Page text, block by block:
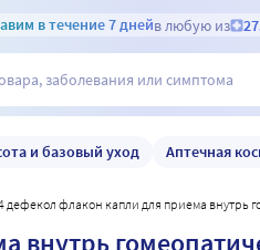
в течение 7 днейв любую из
и базовый уход Аптечная
дефекол флакон капли для приема внутрь
внутрь